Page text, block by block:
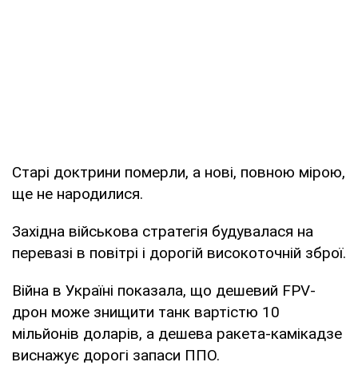
Старі доктрини померли, а нові, повною мірою,
ще не народилися.
Західна військова стратегія будувалася на
перевазі в повітрі і дорогій високоточній зброї.
Війна в Україні показала, що дешевий FPV-
дрон може знищити танк вартістю 10
мільйонів доларів, а дешева ракета-камікадзе
виснажує дорогі запаси ППО.